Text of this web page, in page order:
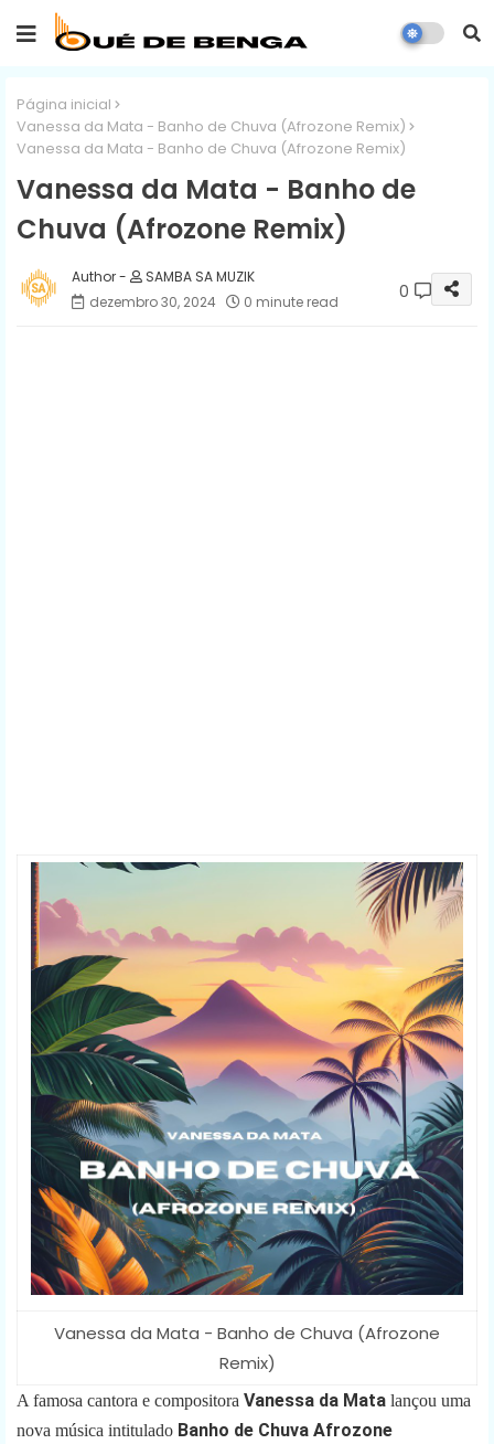
Página inicial
Vanessa da Mata - Banho de Chuva (Afrozone Remix)
Vanessa da Mata - Banho de Chuva (Afrozone Remix)
Vanessa da Mata - Banho de
Chuva (Afrozone Remix)
SAMBA SA MUZIK
dezembro 30, 2024
0 minute read 0
Vanessa da Mata - Banho de Chuva (Afrozone
Remix)
A famosa cantora e compositora Vanessa da Mata lançou uma
nova música intitulado Banho de Chuva Afrozone